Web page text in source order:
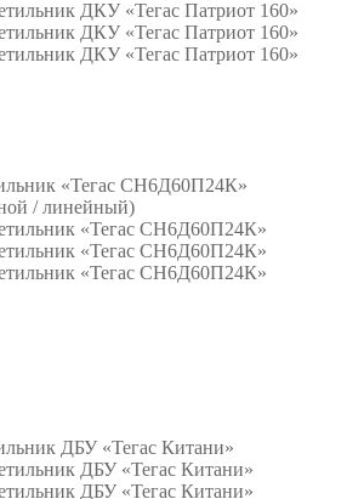
«Тегас СН6Д60П24К»
/ линейный)
ДБУ «Тегас Китани»